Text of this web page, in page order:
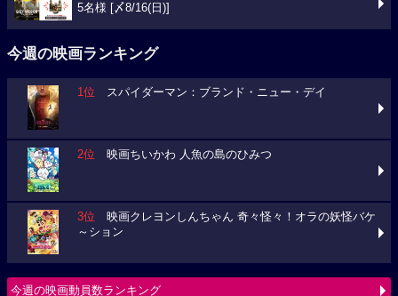
5名様 [〆8/16(日)]
今週の映画ランキング
1位 スパイダーマン：ブランド・ニュー・デイ
2位 映画ちいかわ 人魚の島のひみつ
3位 映画クレヨンしんちゃん 奇々怪々！オラの妖怪バケ
～ション
今週の映画動員数ランキング